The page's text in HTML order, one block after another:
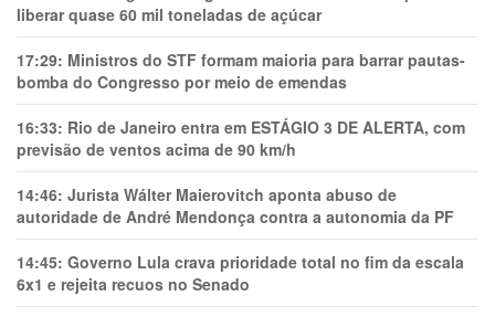
liberar quase 60 mil toneladas de açúcar
17:29: Ministros do STF formam maioria para barrar pautas-
bomba do Congresso por meio de emendas
16:33: Rio de Janeiro entra em ESTÁGIO 3 DE ALERTA, com
previsão de ventos acima de 90 km/h
14:46: Jurista Wálter Maierovitch aponta abuso de
autoridade de André Mendonça contra a autonomia da PF
14:45: Governo Lula crava prioridade total no fim da escala
6x1 e rejeita recuos no Senado